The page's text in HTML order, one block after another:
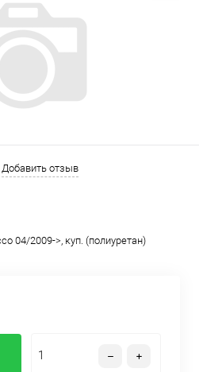
Добавить отзыв
04/2009->, куп. (полиуретан)